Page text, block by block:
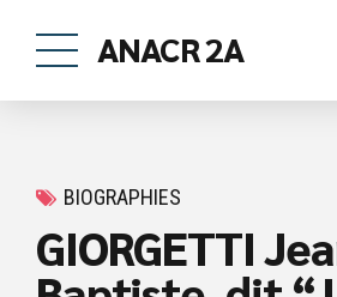
ANACR 2A
BIOGRAPHIES
GIORGETTI